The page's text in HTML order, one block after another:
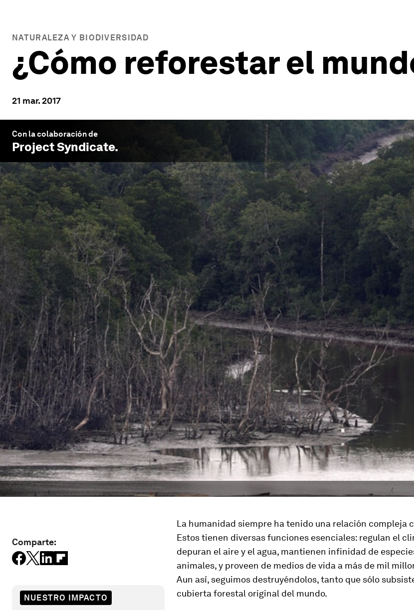
NATURALEZA Y BIODIVERSIDAD
¿Cómo reforestar el
21 mar. 2017
Con la colaboración de
Project Syndicate.
Comparte:
NUESTRO IMPACTO
La humanidad siempre ha tenido una relación compleja
Estos tienen diversas funciones esenciales: regulan el
depuran el aire y el agua, mantienen infinidad de
animales, y proveen de medios de vida a más de mil
Aun así, seguimos destruyéndolos, tanto que sólo
cubierta forestal original del mundo.